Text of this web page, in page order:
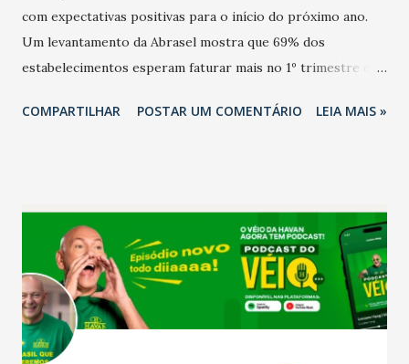
com expectativas positivas para o início do próximo ano.
Um levantamento da Abrasel mostra que 69% dos
estabelecimentos esperam faturar mais no 1º trimestre de
relação ao último trimestre deste ano, 56% também
confraternizações de fim de ano e pelo pagamento do 13º
Salário para um número maior de trabalhadores, já que o
país tem a menor taxa de desemprego dos anos recentes.
Ainda segundo a Pesquisa, em novembro de 2025, 40% dos
bares e restaurantes operaram com lucro e outros 40%
registraram equilíbrio financeiro. Já o percentual de
COMPARTILHAR POSTAR UM COMENTÁRIO LEIA MAIS »